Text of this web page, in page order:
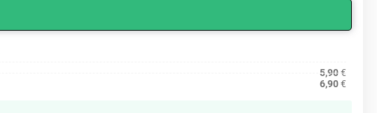
5,90€
6,90€